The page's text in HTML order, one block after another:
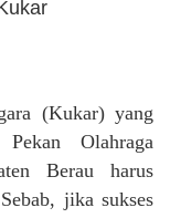
(Kukar) yang
Olahraga
Berau harus
jika sukses